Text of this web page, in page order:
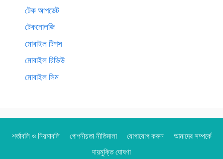
টেক আপডেট
টেকনোলজি
মোবাইল টিপস
মোবাইল রিভিউ
মোবাইল সিম
শর্তাবলি ও নিয়মাবলি গোপনীয়তা নীতিমালা যোগাযোগ করুন
আমাদের সম্পর্কে
দায়মুক্তি ঘোষণা